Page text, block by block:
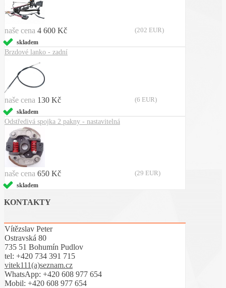
naše cena 4 600 Kč (202 EUR)
skladem
Brzdové lanko - zadní
naše cena 130 Kč (6 EUR)
skladem
Odstředivá spojka 2 pakny - nastavitelná
naše cena 650 Kč (29 EUR)
skladem
KONTAKTY
Vítězslav Peter
Ostravská 80
735 51 Bohumín Pudlov
tel: +420 734 391 715
vitek111(a)seznam.cz
WhatsApp: +420 608 977 654
Mobil: +420 608 977 654